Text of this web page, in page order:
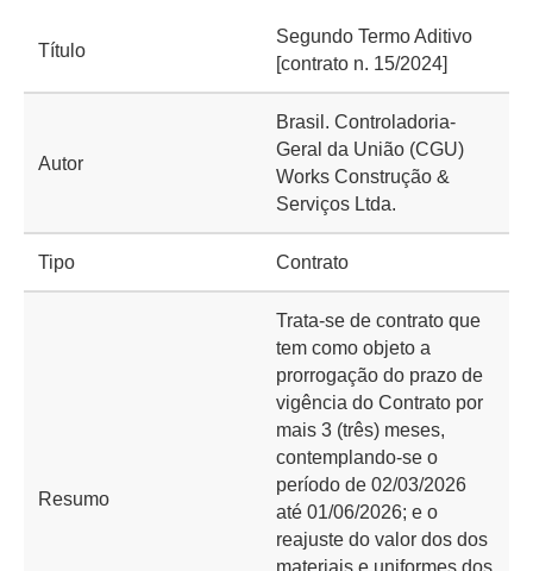
Título
Segundo Termo Aditivo
[contrato n. 15/2024]
Autor
Brasil. Controladoria-
Geral da União (CGU)
Works Construção &
Serviços Ltda.
Tipo Contrato
Resumo
Trata-se de contrato que
tem como objeto a
prorrogação do prazo de
vigência do Contrato por
mais 3 (três) meses,
contemplando-se o
período de 02/03/2026
até 01/06/2026; e o
reajuste do valor dos dos
materiais e uniformes dos